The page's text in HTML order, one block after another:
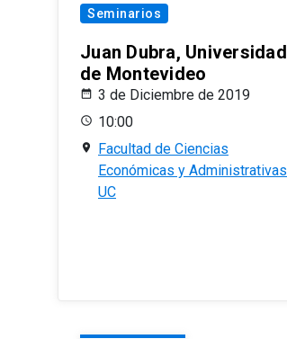
Seminarios
Juan Dubra, Universidad
de Montevideo
3 de Diciembre de 2019
10:00
Facultad de Ciencias
Económicas y Administrativas
UC